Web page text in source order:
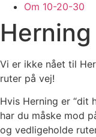
Om 10-20-30
Herning
Vi er ikke nået til
ruter på vej!
Hvis Herning er “dit
har du måske mod
og vedligeholde